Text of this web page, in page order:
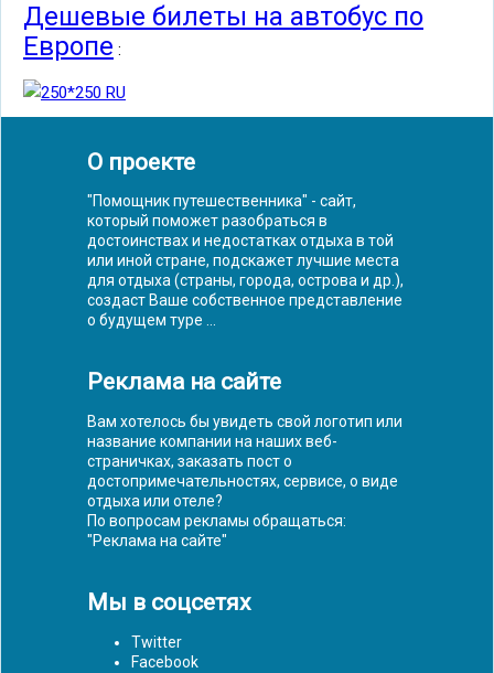
Дешевые билеты на автобус по
Европе :
О проекте
"Помощник путешественника" - сайт,
который поможет разобраться в
достоинствах и недостатках отдыха в той
или иной стране, подскажет лучшие места
для отдыха (страны, города, острова и др.),
создаст Ваше собственное представление
о будущем туре ...
Реклама на сайте
Вам хотелось бы увидеть свой логотип или
название компании на наших веб-
страничках, заказать пост о
достопримечательностях, сервисе, о виде
отдыха или отеле?
По вопросам рекламы обращаться:
"Реклама на сайте"
Мы в соцсетях
Twitter
Facebook